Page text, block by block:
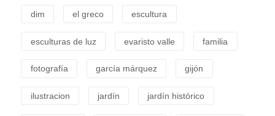
dim el greco escultura
esculturas de luz evaristo valle familia
fotografía garcía márquez gijón
ilustracion jardín jardín histórico